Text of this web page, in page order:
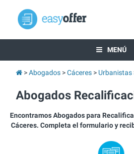
MENÚ
Abogados Cáceres Urbanistas
Abogados
Encontramos Abogados para
Cáceres. Completa el formulario y